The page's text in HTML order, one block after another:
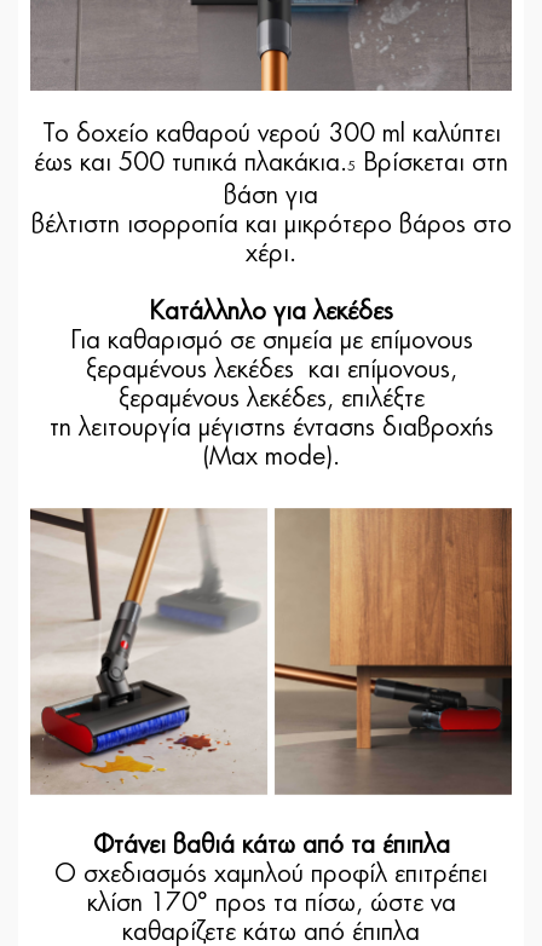
Το δοχείο καθαρού νερού 300 ml καλύπτει
έως και 500 τυπικά πλακάκια.5
Βρίσκεται στη
βάση για
βέλτιστη ισορροπία και μικρότερο βάρος στο
χέρι.
Κατάλληλο για λεκέδες
Για καθαρισμό σε σημεία με επίμονους
ξεραμένους λεκέδες και επίμονους,
ξεραμένους λεκέδες, επιλέξτε
τη λειτουργία μέγιστης έντασης διαβροχής
(Max mode).
Φτάνει βαθιά κάτω από τα έπιπλα
Ο σχεδιασμός χαμηλού προφίλ επιτρέπει
κλίση 170° προς τα πίσω, ώστε να
καθαρίζετε κάτω από έπιπλα